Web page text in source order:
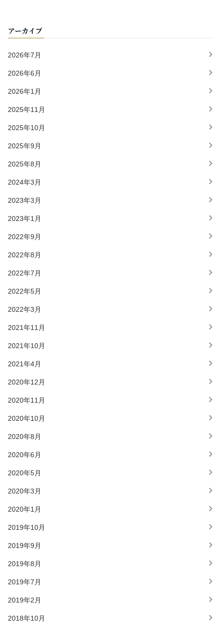
アーカイブ
2026年7月
2026年6月
2026年1月
2025年11月
2025年10月
2025年9月
2025年8月
2024年3月
2023年3月
2023年1月
2022年9月
2022年8月
2022年7月
2022年5月
2022年3月
2021年11月
2021年10月
2021年4月
2020年12月
2020年11月
2020年10月
2020年8月
2020年6月
2020年5月
2020年3月
2020年1月
2019年10月
2019年9月
2019年8月
2019年7月
2019年2月
2018年10月